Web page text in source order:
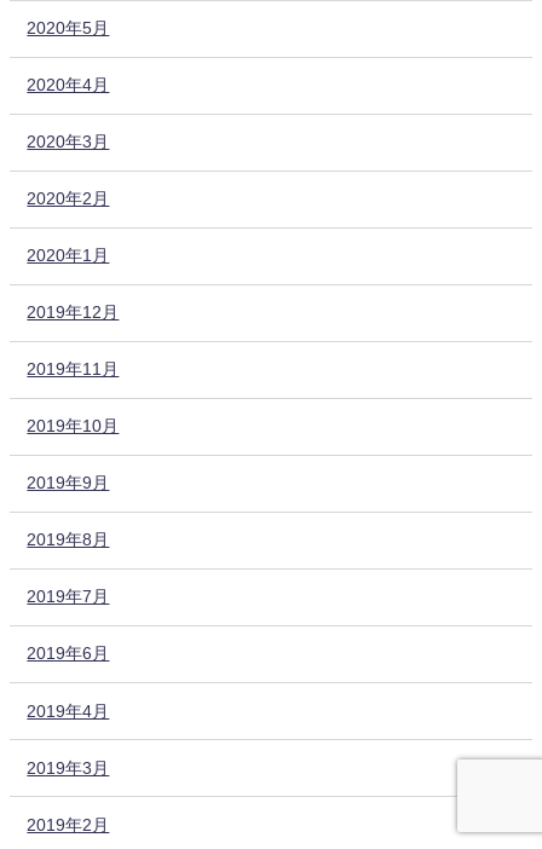
2020年5月
2020年4月
2020年3月
2020年2月
2020年1月
2019年12月
2019年11月
2019年10月
2019年9月
2019年8月
2019年7月
2019年6月
2019年4月
2019年3月
2019年2月